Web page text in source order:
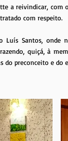
a reivindicar,
com respeito.
Luís Santos, onde
quiçá, à
do preconceito e do